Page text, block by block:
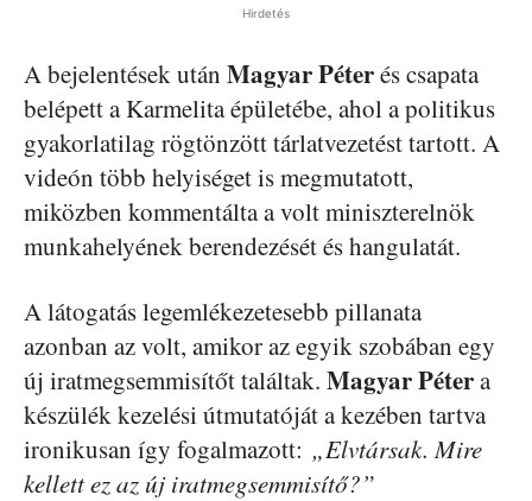
Hirdetés
A bejelentések után Magyar Péterés csapata
belépett a Karmelita épületébe, ahol a politikus
gyakorlatilag rögtönzött tárlatvezetést tartott. A
videón több helyiséget is megmutatott,
miközben kommentálta a volt miniszterelnök
munkahelyének berendezését és hangulatát.
A látogatás legemlékezetesebb pillanata
azonban az volt, amikor az egyik szobában egy
új iratmegsemmisítőt találtak. Magyar Pétera
készülék kezelési útmutatóját a kezében tartva
ironikusan így fogalmazott: „Elvtársak. Mire
kellett ez az új iratmegsemmisítő?”